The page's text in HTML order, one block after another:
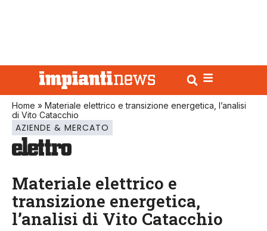
Home » Materiale elettrico e transizione energetica, l’analisi
di Vito Catacchio
AZIENDE & MERCATO
Materiale elettrico e
transizione energetica,
l’analisi di Vito Catacchio